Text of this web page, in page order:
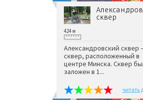
сквер
424 м
Александровский сквер
сквер, расположенный в
центре Минска. Сквер
заложен в 1...
читать